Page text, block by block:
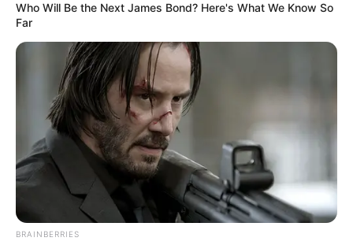
Who Will Be the Next James Bond? Here's What We Know So
Far
BRAINBERRIES